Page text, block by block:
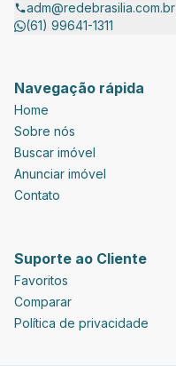
adm@redebrasilia.com.br
(61) 99641-1311
Navegação rápida
Home
Sobre nós
Buscar imóvel
Anunciar imóvel
Contato
Suporte ao Cliente
Favoritos
Comparar
Política de privacidade